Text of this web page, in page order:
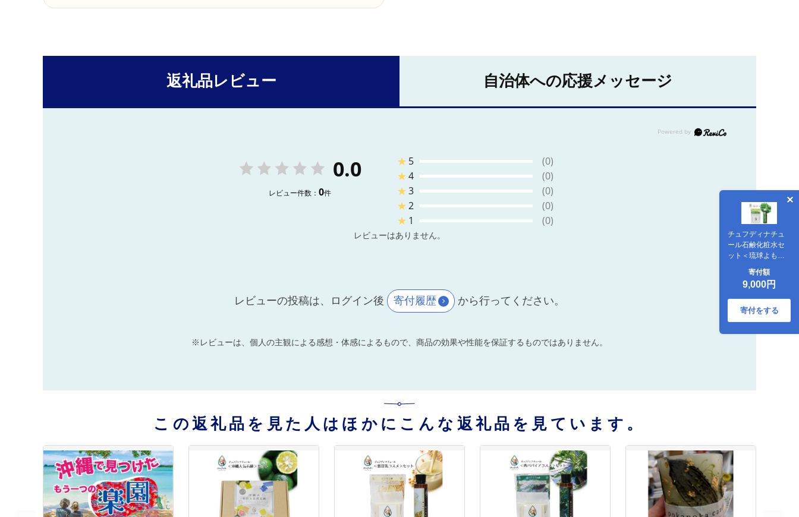
チュフディナチュ
ール石鹸化粧水セ
ット＜琉球よもぎ
寄付額
9,000円
寄付をする
返礼品レビュー 自治体への応援メッセージ
0.0
レビュー件数： 0件
★ 5
(0)
★4
(0)
★3
(0)
★2
(0)
★ 1 (0)
レビューはありません。
レビューの投稿は、ログイン後 寄付履歴 から行ってください。
※レビューは、個人の主観による感想・体感によるもので、商品の効果や性能を保証するものではありません。
この返礼品を見た人はほかにこんな返礼品を見ています。